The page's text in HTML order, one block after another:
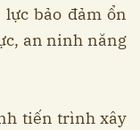
bảo đảm ổn
an ninh năng
tiến trình xây